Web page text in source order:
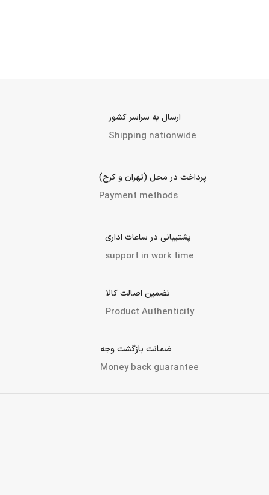
ارسال به سراسر کشور
Shipping nationwide
پرداخت در محل (تهران و کرج)
Payment methods
پشتیبانی در ساعات اداری
support in work time
تضمین اصالت کالا
Product Authenticity
ضمانت بازگشت وجه
Money back guarantee